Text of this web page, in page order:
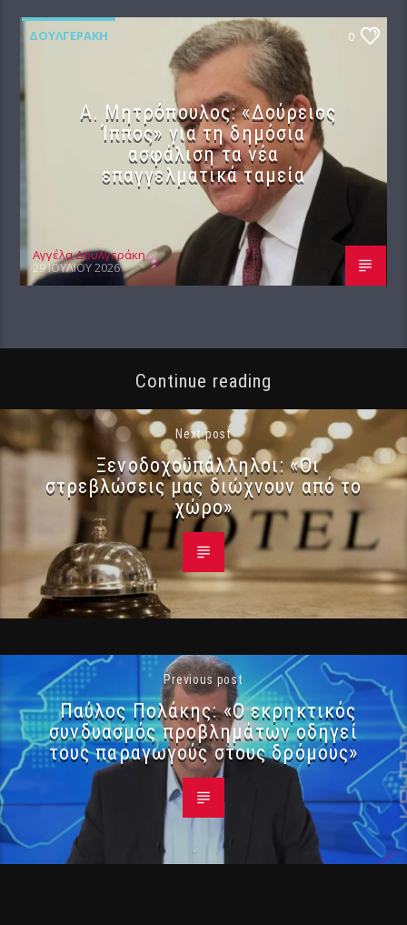
ΔΟΥΛΓΕΡΆΚΗ 0
Α. Μητρόπουλος: «Δούρειος
Ίππος» για τη δημόσια
ασφάλιση τα νέα
επαγγελματικά ταμεία
Αγγέλα Δουλγεράκη
29 ΙΟΥΛΊΟΥ 2026
Continue reading
Next post
Ξενοδοχοϋπάλληλοι: «Οι
στρεβλώσεις μας διώχνουν από το
χώρο»
Previous post
Παύλος Πολάκης: «Ο εκρηκτικός
συνδυασμός προβλημάτων οδηγεί
τους παραγωγούς στους δρόμους»